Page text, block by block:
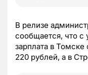
В релизе
сообщается, что с
зарплата в Томске
220 рублей, а в